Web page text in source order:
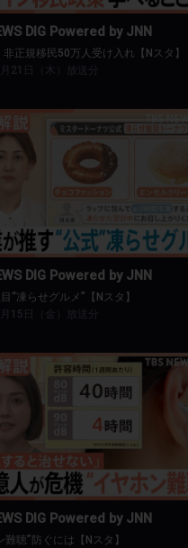
DIG Powered by JNN
非正規移民50万人受け入れ【Nスタ】
21日（木）放送分
TBS NEWS DIG Powered by JNN
この夏注目“凍らせグルメ”【Nスタ】
DIG Powered by JNN
“凍らせグルメ”【Nスタ】
15日（金）放送分
TBS NEWS DIG Powered by JNN
“イヤホン難聴”防ぐには【Nスタ】
DIG Powered by JNN
難聴”防ぐには【Nスタ】